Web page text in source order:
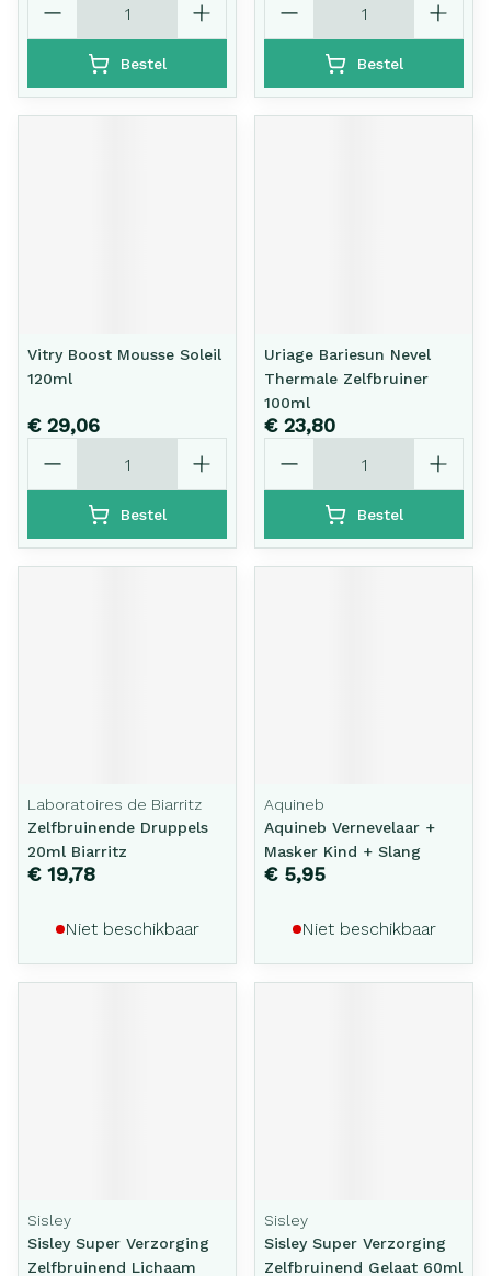
Bestel Bestel
Vitry Boost Mousse Soleil
120ml
€ 29,06
Bestel
Uriage Bariesun Nevel
Thermale Zelfbruiner
100ml
€ 23,80
Bestel
Laboratoires de Biarritz
Zelfbruinende Druppels
20ml Biarritz
€ 19,78
Niet beschikbaar
Aquineb
Aquineb Vernevelaar +
Masker Kind + Slang
€ 5,95
Niet beschikbaar
Sisley
Sisley Super Verzorging
Zelfbruinend Lichaam
Sisley
Sisley Super Verzorging
Zelfbruinend Gelaat 60ml